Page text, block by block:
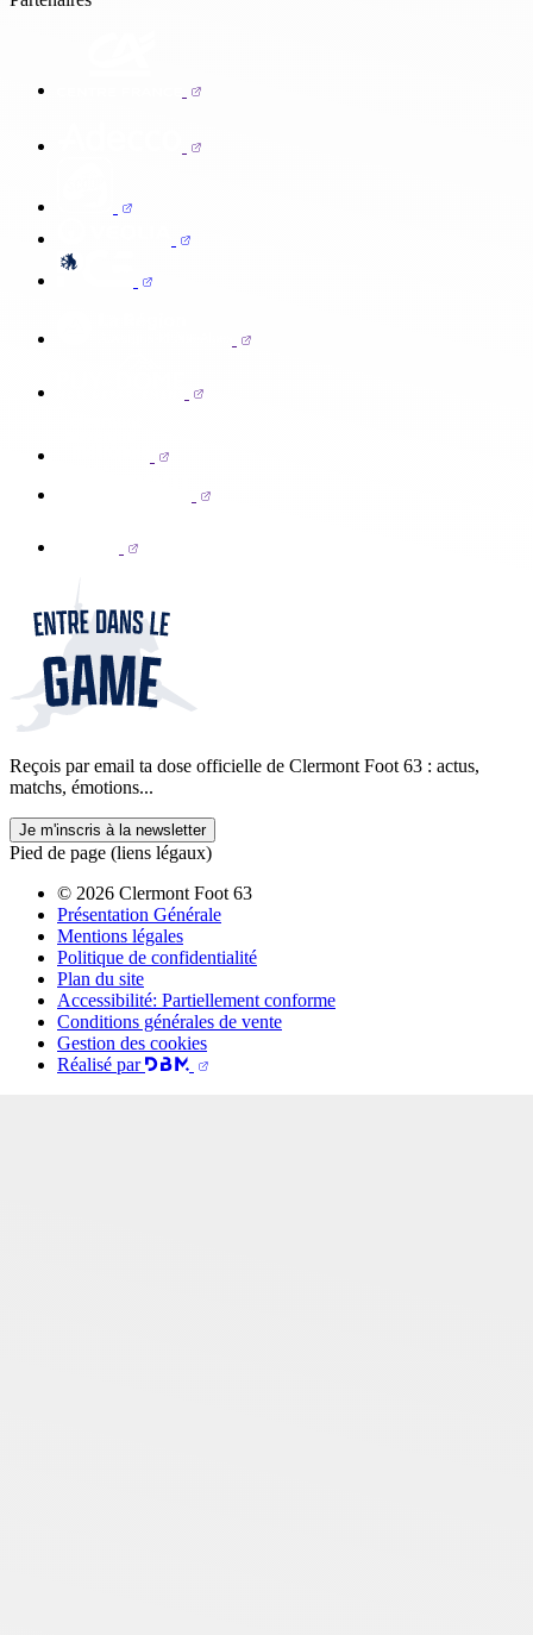
Reçois par email ta dose officielle de Clermont Foot 63 : actus,
matchs, émotions...
Je m'inscris à la newsletter
Pied de page (liens légaux)
© 2026 Clermont Foot 63
Présentation Générale
Mentions légales
Politique de confidentialité
Plan du site
Accessibilité: Partiellement conforme
Conditions générales de vente
Gestion des cookies
Réalisé par